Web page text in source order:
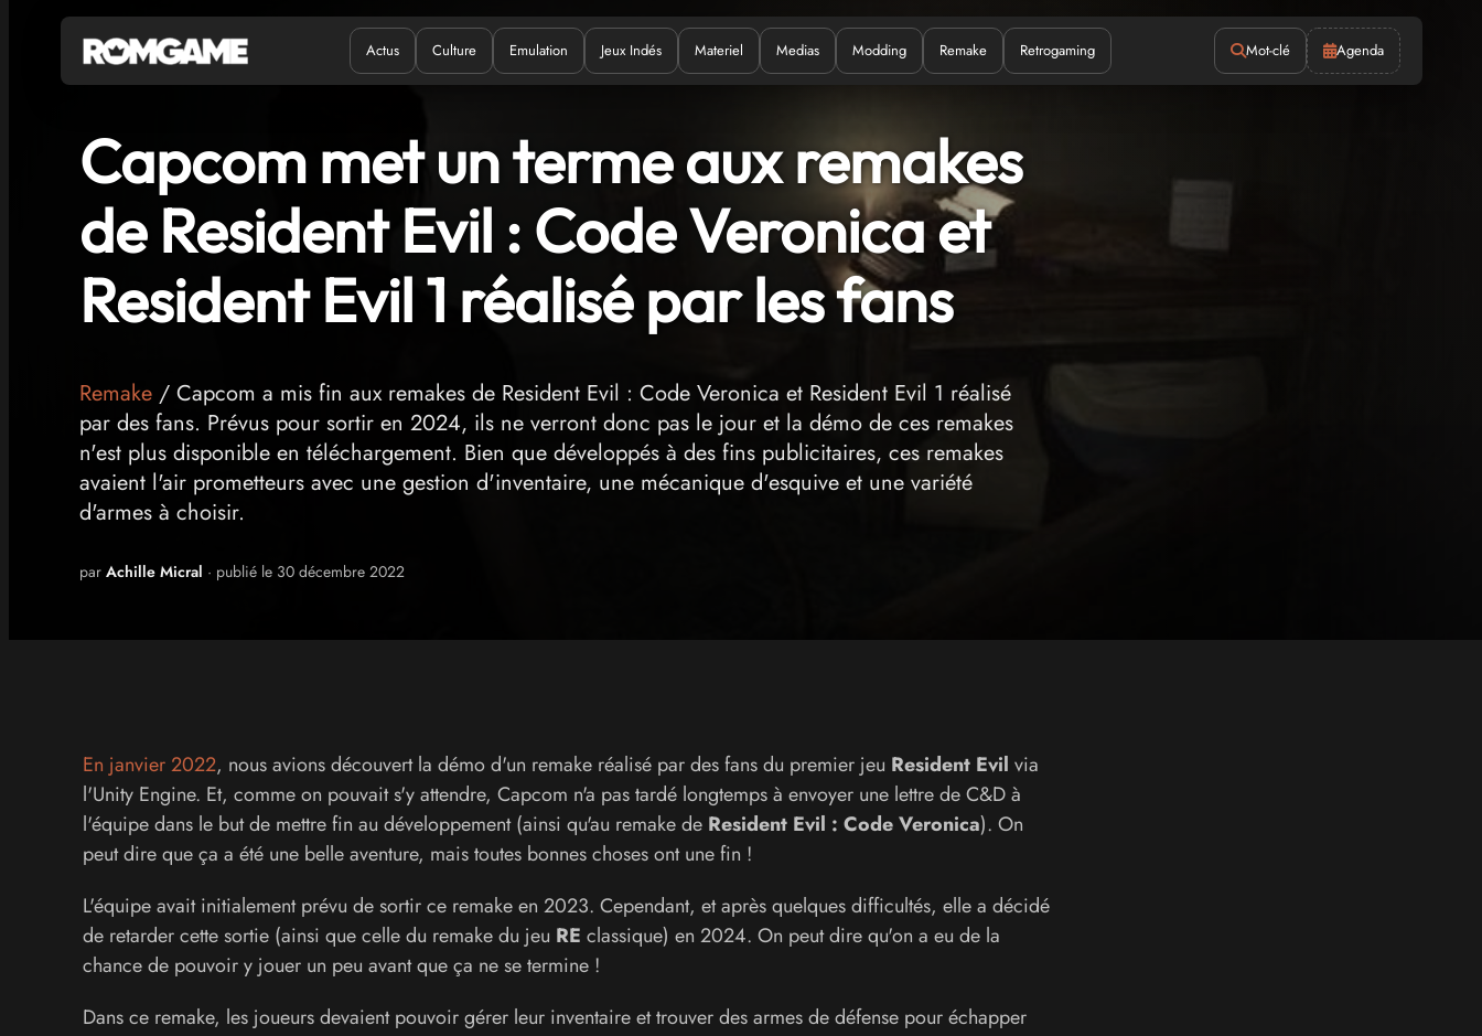
Quand ? Où ? Quoi ?
Actus Culture Emulation Jeux Indés Materiel Medias Modding Remake Retrogaming Mot-clé Agenda
Capcom met un terme aux remakes
de Resident Evil : Code Veronica et
Resident Evil 1 réalisé par les fans
Remake / Capcom a mis fin aux remakes de Resident Evil : Code Veronica et Resident Evil 1 réalisé
par des fans. Prévus pour sortir en 2024, ils ne verront donc pas le jour et la démo de ces remakes
n'est plus disponible en téléchargement. Bien que développés à des fins publicitaires, ces remakes
avaient l'air prometteurs avec une gestion d'inventaire, une mécanique d'esquive et une variété
d'armes à choisir.
par Achille Micral · publié le 30 décembre 2022
En janvier 2022, nous avions découvert la démo d'un remake réalisé par des fans du premier jeu Resident Evil via
l'Unity Engine. Et, comme on pouvait s'y attendre, Capcom n'a pas tardé longtemps à envoyer une lettre de C&D à
l'équipe dans le but de mettre fin au développement (ainsi qu'au remake de Resident Evil : Code Veronica). On
peut dire que ça a été une belle aventure, mais toutes bonnes choses ont une fin !
L'équipe avait initialement prévu de sortir ce remake en 2023. Cependant, et après quelques difficultés, elle a décidé
de retarder cette sortie (ainsi que celle du remake du jeu RE classique) en 2024. On peut dire qu'on a eu de la
chance de pouvoir y jouer un peu avant que ça ne se termine !
Dans ce remake, les joueurs devaient pouvoir gérer leur inventaire et trouver des armes de défense pour échapper